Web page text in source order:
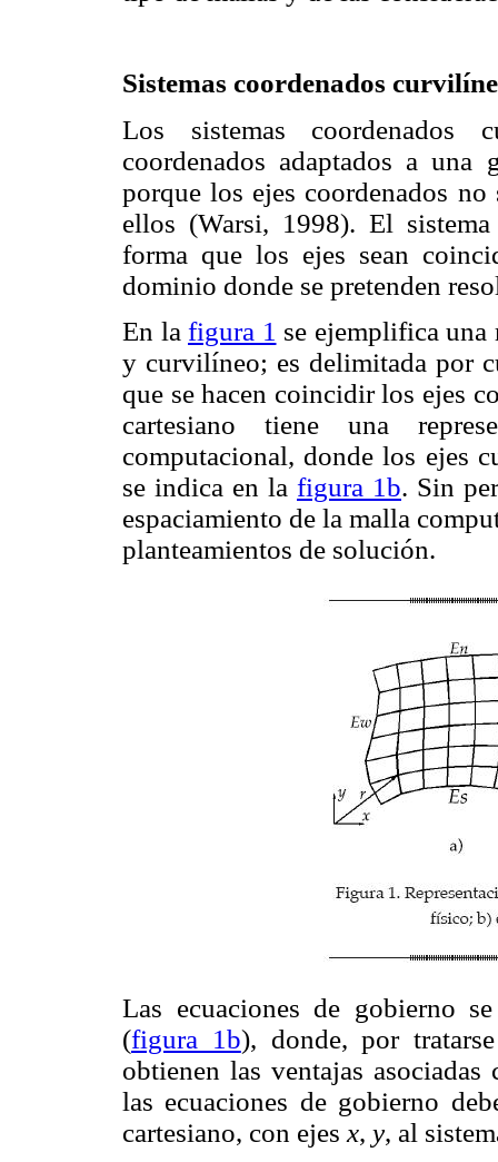
Sistemas coordenados
Los sistemas coordenados
coordenados adaptados a una
porque los ejes coordenados no
ellos (Warsi, 1998). El
forma que los ejes sean
dominio donde se pretenden
En la figura 1 se ejemplifica una
y curvilíneo; es delimitada por
que se hacen coincidir los ejes
cartesiano tiene una
computacional, donde los ejes
se indica en la figura 1b. Sin
espaciamiento de la malla
planteamientos de solución.
Las ecuaciones de gobierno
(figura 1b), donde, por
obtienen las ventajas
las ecuaciones de gobierno
cartesiano, con ejes x, y, al